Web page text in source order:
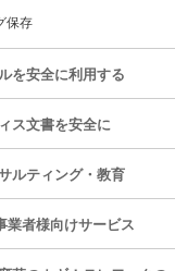
保存
を安全に利用する
ス文書を安全に
ルティング・教育
業者様向けサービス